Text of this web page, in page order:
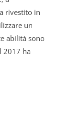
rivestito in
un
abilità sono
2017 ha